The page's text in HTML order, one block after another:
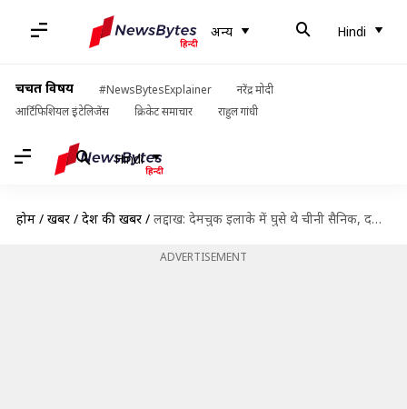
अन्य Hindi
चर्चित विषय #NewsBytesExplainer
नरेंद्र मोदी
आर्टिफिशियल इंटेलिजेंस
क्रिकेट समाचार राहुल गांधी
Hindi
होम / खबरें / देश की खबरें / लद्दाख: देमचुक इलाके में घुसे थे चीनी सैनिक, दलाई लामा के जन्मदिन उत्सव का विरोध किया
ADVERTISEMENT